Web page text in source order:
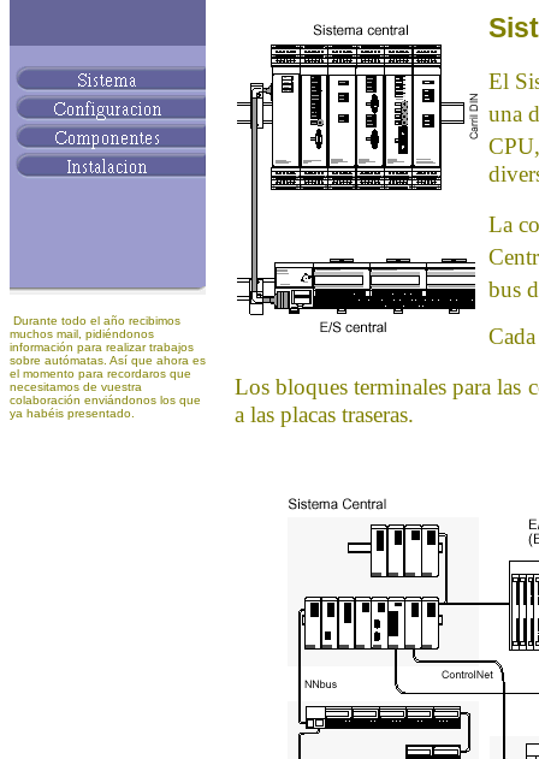
Durante todo el año recibimos
muchos mail, pidiéndonos
información para realizar trabajos
sobre autómatas. Así que ahora es
el momento para recordaros que
necesitamos de vuestra
colaboración enviándonos los que
ya habéis presentado.
El
una
La
bus
Los bloques terminales para las
a las placas traseras.